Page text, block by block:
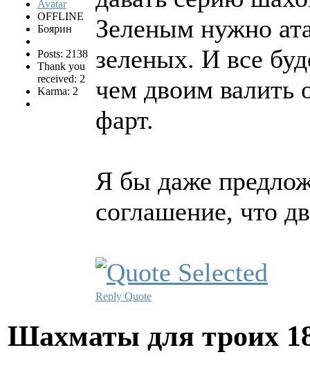
OFFLINE
Боярин
Posts: 2138
Thank you
received: 2
Karma: 2
Зеленым нужно
зеленых. И все
чем двоим валить
фарт.
Я бы даже
соглашение, что
Reply Quote
Шахматы для троих